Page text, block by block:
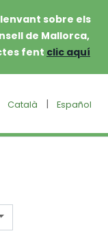
sobre els
de Mallorca,
fent clic aquí
Català | Español